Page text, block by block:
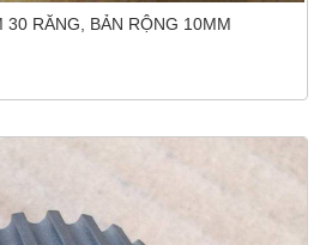
30 RĂNG, BẢN RỘNG 10MM